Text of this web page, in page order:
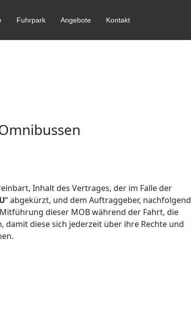
Fuhrpark Angebote Kontakt
Inhalt des Vertrages, der im Falle der
“ abgekürzt, und dem Auftraggeber, nachfolgend
dieser MOB während der Fahrt, die
diese sich jederzeit über ihre Rechte und